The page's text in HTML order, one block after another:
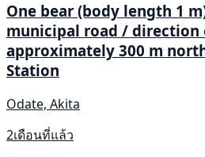
One bear (body length 1
municipal road / direction
approximately 300 m
Station
Odate, Akita
2เดือนที่แล้ว